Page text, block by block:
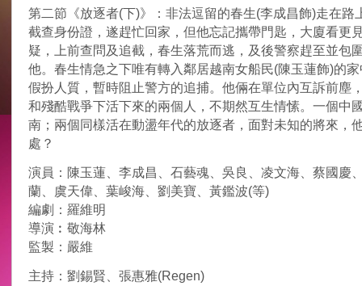
第二節《放逐者(下)》：非法逗留的春生(李成昌飾)走在路
截查身份證，遂趕忙回家，但他忘記攜帶門匙，大廈看更
疑，上前查問及追截，春生落荒而逃，及後警察趕至並包
他。春生情急之下唯有轉入鄰居越南女船民(陳玉蓮飾)的
假扮人質，暫時阻止警方的追捕。他倆在單位內互訴前塵
和殘酷戰爭下活下來的兩個人，不期然互生情愫。一個中
南；兩個同樣活在動盪年代的放逐者，面對未知的將來，
處？
演員：陳玉蓮、李成昌、石藝魂、吳良、凌文海、蔡國慶
蘭、虞天偉、葉峻海、劉美寶、黃鑑波(等)
編劇：羅維明
導演︰敬海林
監製：嚴維
主持：劉錫賢、張惠雅(Regen)